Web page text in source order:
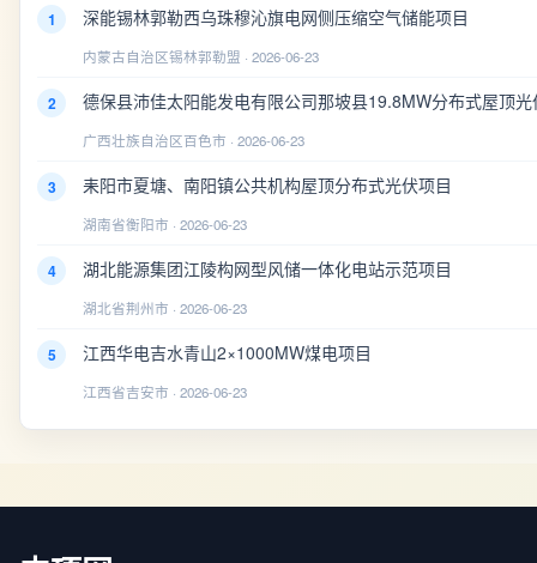
1 深能锡林郭勒西乌珠穆沁旗电网侧压缩空气储能项目
内蒙古自治区锡林郭勒盟 · 2026-06-23
2 德保县沛佳太阳能发电有限公司那坡县19.8MW分布式屋顶
广西壮族自治区百色市 · 2026-06-23
3 耒阳市夏塘、南阳镇公共机构屋顶分布式光伏项目
湖南省衡阳市 · 2026-06-23
4 湖北能源集团江陵构网型风储一体化电站示范项目
湖北省荆州市 · 2026-06-23
5 江西华电吉水青山2×1000MW煤电项目
江西省吉安市 · 2026-06-23